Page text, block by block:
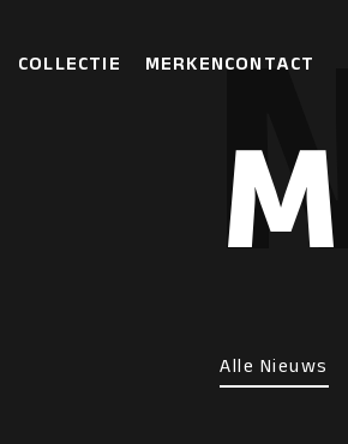
COLLECTIE MERKENCONTACT
Alle Nieuws